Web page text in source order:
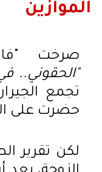
الموازين
صرخت
"الحقوني..
تجمع
حضرت على
لكن تقرير